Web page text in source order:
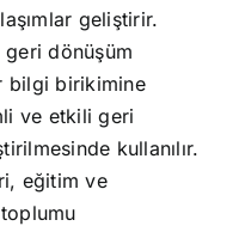
geliştirir.
geri dönüşüm
bilgi birikimine
ve etkili geri
kullanılır.
eğitim ve